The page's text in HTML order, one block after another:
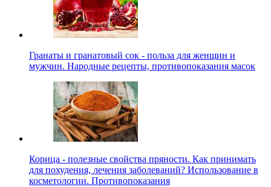
Гранаты и гранатовый сок - польза для женщин и
мужчин. Народные рецепты, противопоказания масок
Корица - полезные свойства пряности. Как принимать
для похудения, лечения заболеваний? Использование в
косметологии. Противопоказания